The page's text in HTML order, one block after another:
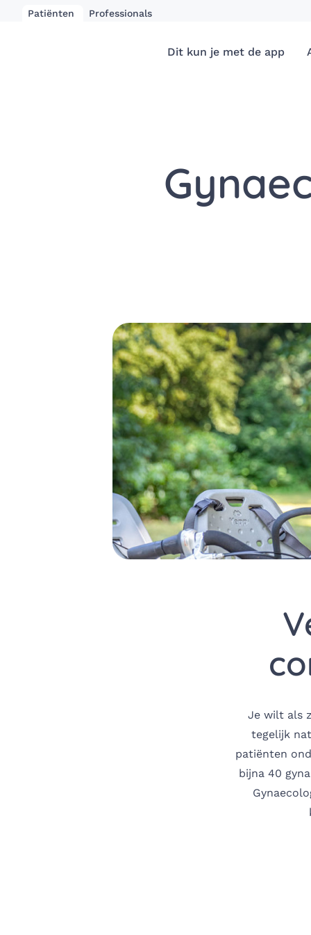
Patiënten Professionals
Dit kun je met de app
Je wilt als
tegelijk
patiënten
bijna 40